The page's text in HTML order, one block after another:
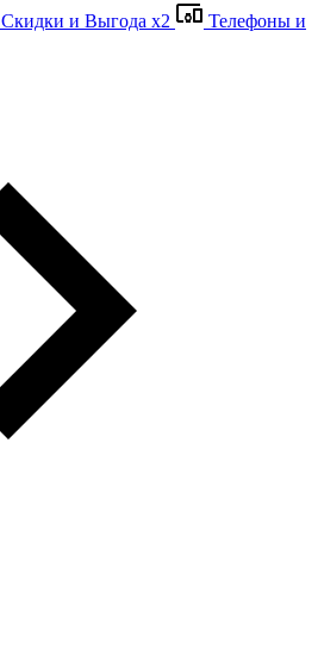
Скидки и Выгода x2
Телефоны и